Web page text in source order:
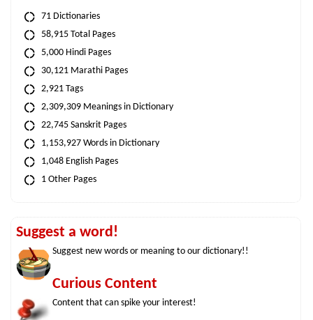
71 Dictionaries
58,915 Total Pages
5,000 Hindi Pages
30,121 Marathi Pages
2,921 Tags
2,309,309 Meanings in Dictionary
22,745 Sanskrit Pages
1,153,927 Words in Dictionary
1,048 English Pages
1 Other Pages
Suggest a word!
Suggest new words or meaning to our dictionary!!
Curious Content
Content that can spike your interest!